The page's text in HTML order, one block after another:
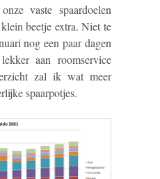
vaste spaardoelen
beetje extra. Niet te
nog een paar dagen
aan roomservice
zal ik wat meer
spaarpotjes.